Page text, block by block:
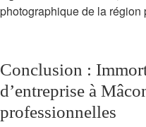
photographique de la région
Conclusion :
d’entreprise à
professionnelles